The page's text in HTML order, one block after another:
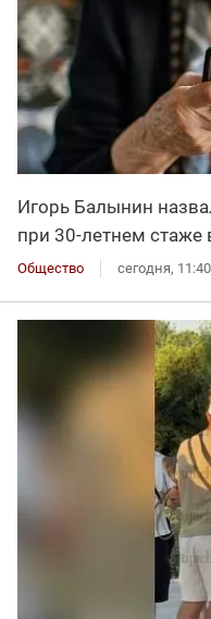
Игорь Балынин
при 30-летнем стаже
Общество сегодня, 11:40